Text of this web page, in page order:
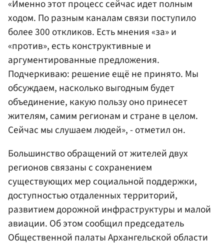
«Именно этот процесс сейчас идет полным
ходом. По разным каналам связи поступило
более 300 откликов. Есть мнения «за» и
«против», есть конструктивные и
аргументированные предложения.
Подчеркиваю: решение ещё не принято. Мы
обсуждаем, насколько выгодным будет
объединение, какую пользу оно принесет
жителям, самим регионам и стране в целом.
Сейчас мы слушаем людей», - отметил он.
Большинство обращений от жителей двух
регионов связаны с сохранением
существующих мер социальной поддержки,
доступностью отдаленных территорий,
развитием дорожной инфраструктуры и малой
авиации. Об этом сообщил председатель
Общественной палаты Архангельской области